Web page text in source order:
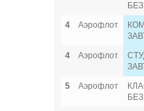
4
Аэрофлот
4
Аэрофлот
5
Аэрофлот